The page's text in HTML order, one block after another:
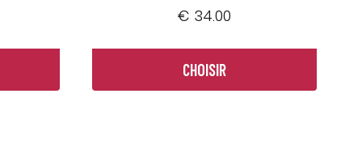
€ 34.00
CHOISIR